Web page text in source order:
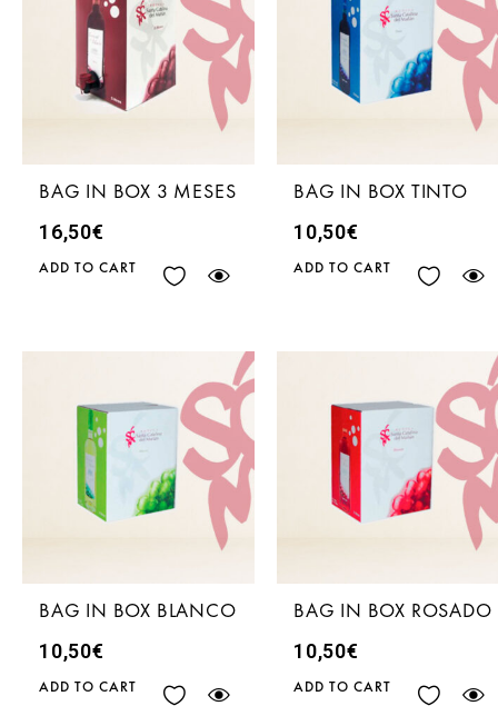
BAG IN BOX 3 MESES
16,50€
ADD TO CART
BAG IN BOX TINTO
10,50€
ADD TO CART
BAG IN BOX BLANCO
10,50€
ADD TO CART
BAG IN BOX ROSADO
10,50€
ADD TO CART